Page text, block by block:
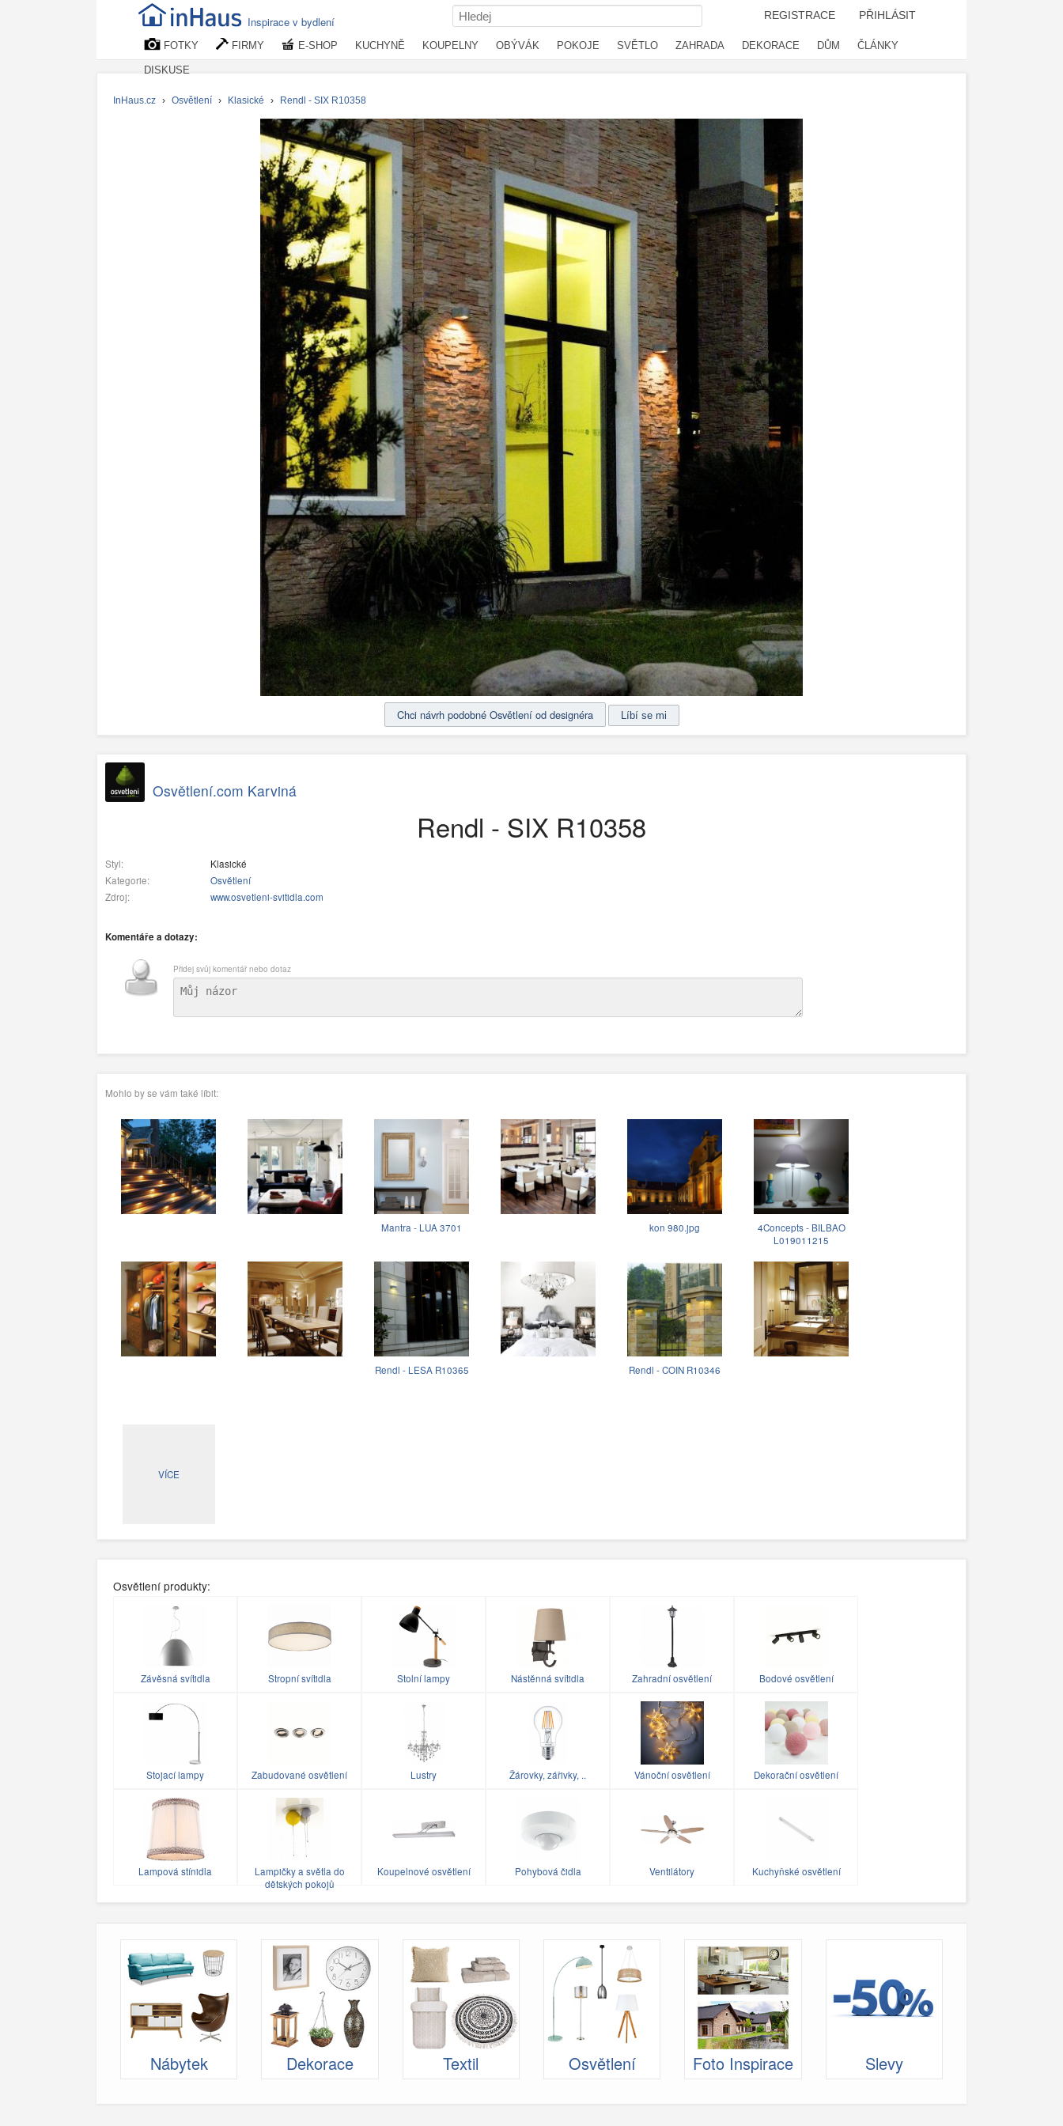
Inspirace v bydlení REGISTRACE PŘIHLÁSIT
FOTKY FIRMY E-SHOP KUCHYNĚ KOUPELNY OBÝVÁK POKOJE SVĚTLO ZAHRADA DEKORACE DŮM ČLÁNKY
DISKUSE
InHaus.cz › Osvětlení › Klasické › Rendl - SIX R10358
Chci návrh podobné Osvětlení od designéra
Osvětlení.com Karviná
Rendl - SIX R10358
Styl:
Klasické
Kategorie:
Osvětlení
Zdroj:
www.osvetleni-svitidla.com
Komentáře a dotazy:
Přidej svůj komentář nebo dotaz
Mohlo by se vám také líbit:
Mantra - LUA 3701 kon 980.jpg
4Concepts - BILBAO
L019011215
Rendl - LESA R10365 Rendl - COIN R10346
VÍCE
Osvětlení produkty:
Závěsná svítidla Stropní svítidla Stolní lampy Nástěnná svítidla Zahradní osvětlení Bodové osvětlení
Stojací lampy Zabudované osvětlení Lustry Žárovky, zářivky, .. Vánoční osvětlení Dekorační osvětlení
Lampová stínidla
Lampičky a světla do
dětských pokojů
Koupelnové osvětlení Pohybová čidla Ventilátory Kuchyňské osvětlení
Nábytek Dekorace Textil Osvětlení Foto Inspirace Slevy